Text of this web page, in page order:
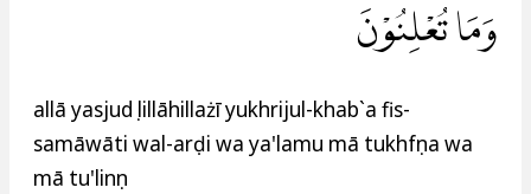
وَمَا تُعْلِنُوْنَ
allā yasjudụ lillāhillażī yukhrijul-khab`a fis-
samāwāti wal-arḍi wa ya'lamu mā tukhfụna wa
mā tu'linụn